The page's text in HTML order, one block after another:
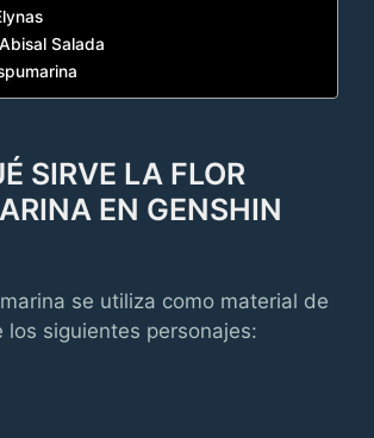
Salada
SIRVE LA FLOR
EN GENSHIN
se utiliza como material de
los siguientes personajes: